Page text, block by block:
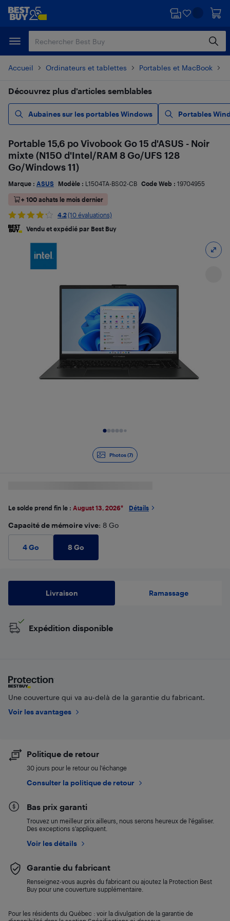
Passer
principal
Passer
Accueil Ordinateurs et tablettes Portables et MacBook
Découvrez plus d’articles semblables
Aubaines sur les portables Windows Portables
Photos (7)
Portable 15,6 po Vivobook Go 15 d'ASUS - Noir
mixte (N150 d'Intel/RAM 8 Go/UFS 128
Go/Windows 11)
Marque : ASUS Modèle : L1504TA-BS02-CB Code Web : 19704955
+ 100 achats le mois dernier
4.2(10 évaluations)
Vendu et expédié par Best Buy
Le solde prend fin le : August 13, 2026* Détails
Capacité de mémoire vive: 8 Go
4 Go 8 Go
Livraison Ramassage
Expédition disponible
Une couverture qui va au-delà de la garantie du fabricant.
Voir les avantages
Politique de retour
30 jours pour le retour ou l’échange
Consulter la politique de retour
Bas prix garanti
Trouvez un meilleur prix ailleurs, nous serons heureux de l’égaliser.
Des exceptions s’appliquent.
Voir les détails
Garantie du fabricant
Renseignez-vous auprès du fabricant ou ajoutez la Protection Best
Buy pour une couverture supplémentaire.
Pour les résidents du Québec : voir la divulgation de la garantie de